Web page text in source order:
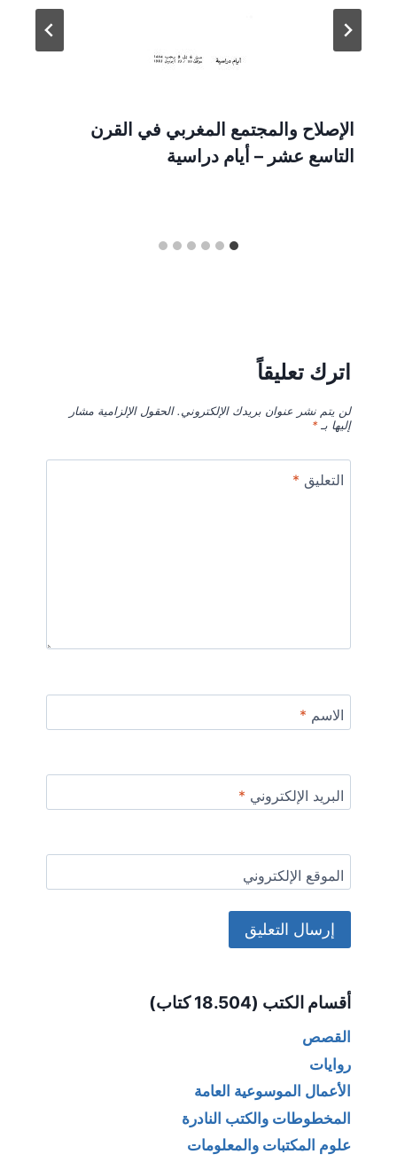
الإصلاح والمجتمع المغربي في القرن
التاسع عشر – أيام دراسية
اترك تعليقاً
لن يتم نشر عنوان بريدك الإلكتروني. الحقول الإلزامية مشار
إليها بـ*
التعليق *
الاسم *
البريد الإلكتروني *
الموقع الإلكتروني
أقسام الكتب (18.504 كتاب)
القصص
روايات
الأعمال الموسوعية العامة
المخطوطات والكتب النادرة
علوم المكتبات والمعلومات